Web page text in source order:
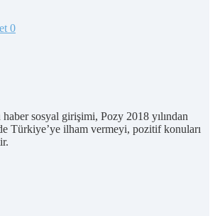
0
sosyal girişimi, Pozy 2018 yılından
Türkiye’ye ilham vermeyi, pozitif konuları